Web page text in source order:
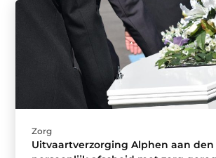
Zorg
Uitvaartverzorging Alphen aan den